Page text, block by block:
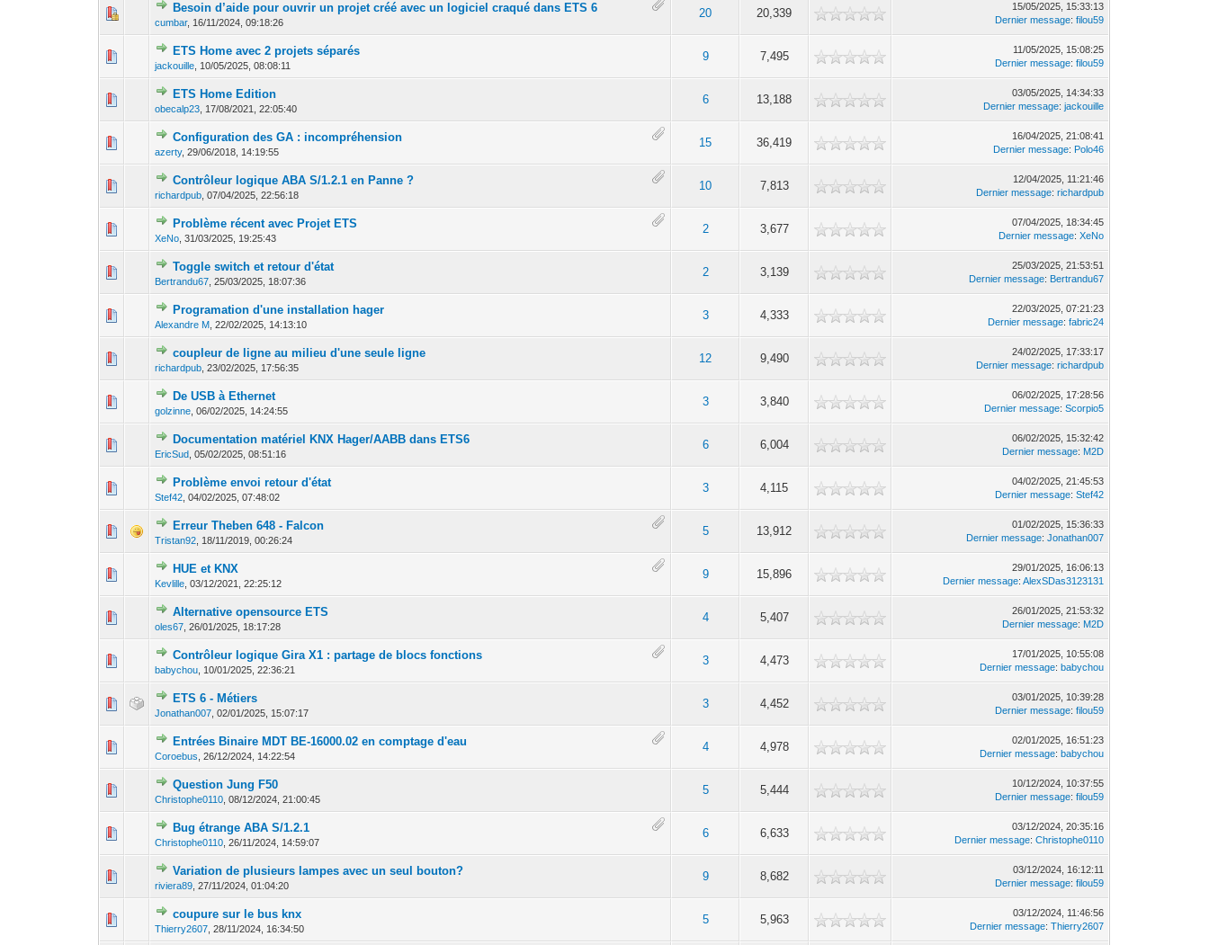
Besoin d’aide pour ouvrir un projet créé avec un logiciel craqué dans ETS 6
cumbar, 16/11/2024, 09:18:26
20 20,339
0 Votes - 0 sur 5 en moyenne
1234 5
15/05/2025, 15:33:13
Dernier message:filou59
ETS Home avec 2 projets séparés
jackouille 10/05/2025, 08:08:11
9 7,495
0 Votes - 0 sur 5 en moyenne
11/05/2025, 15:08:25
Dernier message:filou59
ETS Home Edition
obecalp23 17/08/2021, 22:05:40
6 13,188
03/05/2025, 14:34:33
Dernier message:jackouille
Configuration des GA : incompréhension
azerty,29/06/2018, 14:19:55
15 36,419
0 Votes - 0 sur 5 en moyenne
12345
16/04/2025, 21:08:41
Dernier message: Polo46
Contrôleur logique ABA S/1.2.1 en Panne ?
richardpub ,07/04/2025, 22:56:18
10 7,813
0 Votes - 0 sur 5 en moyenne
1 2345
12/04/2025, 11:21:46
Dernier message:richardpub
Problème récent avec Projet ETS
XeNo ,31/03/2025, 19:25:43
2 3,677
0 Votes - 0 sur 5 en moyenne
07/04/2025, 18:34:45
Dernier message:XeNo
Toggle switch et retour d'état
Bertrandu67 ,25/03/2025, 18:07:36
2 3,139
0 Votes - 0 sur 5 en moyenne
25/03/2025, 21:53:51
Dernier message: Bertrandu67
Programation d'une installation hager
Alexandre M ,22/02/2025, 14:13:10
3 4,333
0 Votes - 0 sur 5 en moyenne
12
22/03/2025, 07:21:23
Dernier message:fabric24
coupleur de ligne au milieu d'une seule ligne
richardpub ,23/02/2025, 17:56:35
12 9,490
0 Votes - 0 sur 5 en moyenne
1234 5
24/02/2025, 17:33:17
Dernier message:richardpub
De USB à Ethernet
golzinne ,06/02/2025, 14:24:55
3 3,840
06/02/2025, 17:28:56
Dernier message:Scorpio5
Documentation matériel KNX Hager/AABB dans ETS6
EricSud ,05/02/2025, 08:51:16
6 6,004
0 Votes - 0 sur 5 en moyenne
12345
06/02/2025, 15:32:42
Dernier message: M2D
Problème envoi retour d'état
Stef42 ,04/02/2025, 07:48:02
3 4,115
0 Votes - 0 sur 5 en moyenne
04/02/2025, 21:45:53
Dernier message:Stef42
Erreur Theben 648 - Falcon
Tristan92 18/11/2019, 00:26:24
5 13,912
0 Votes - 0 sur 5 en moyenne
01/02/2025, 15:36:33
Dernier message:Jonathan007
HUE et KNX
Kevlille ,03/12/2021, 22:25:12
9 15,896
29/01/2025, 16:06:13
Dernier message:AlexSDas3123131
Alternative opensource ETS
oles67 ,26/01/2025, 18:17:28
4 5,407
0 Votes - 0 sur 5 en moyenne
26/01/2025, 21:53:32
Dernier message: M2D
Contrôleur logique Gira X1 : partage de blocs fonctions
babychou 10/01/2025, 22:36:21
3 4,473
0 Votes - 0 sur 5 en moyenne
1 2345
17/01/2025, 10:55:08
Dernier message:babychou
ETS 6 - Métiers
Jonathan007 ,02/01/2025, 15:07:17
3 4,452
03/01/2025, 10:39:28
Dernier message:filou59
Entrées Binaire MDT BE-16000.02 en comptage d'eau
Coroebus ,26/12/2024, 14:22:54
4 4,978
0 Votes - 0 sur 5 en moyenne
1 2345
02/01/2025, 16:51:23
Dernier message:babychou
Question Jung F50
Christophe0110 ,08/12/2024, 21:00:45
5 5,444
10/12/2024, 10:37:55
Dernier message:filou59
Bug étrange ABA S/1.2.1
Christophe0110 ,26/11/2024, 14:59:07
6 6,633
0 Votes - 0 sur 5 en moyenne
03/12/2024, 20:35:16
Dernier message:Christophe0110
Variation de plusieurs lampes avec un seul bouton?
riviera89 ,27/11/2024, 01:04:20
9 8,682
0 Votes - 0 sur 5 en moyenne
123 45
03/12/2024, 16:12:11
Dernier message:filou59
coupure sur le bus knx
Thierry2607 ,28/11/2024, 16:34:50
5 5,963
0 Votes - 0 sur 5 en moyenne
03/12/2024, 11:46:56
Dernier message:Thierry2607